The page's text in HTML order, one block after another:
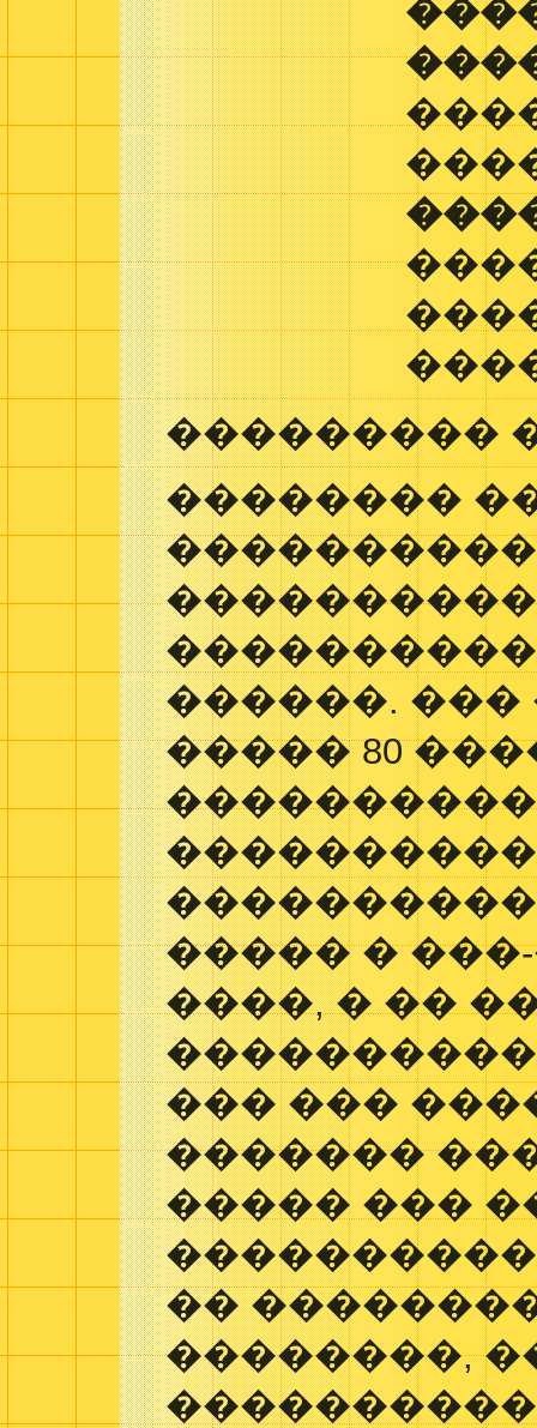
���������
��������
����������
���������� �
������.
����� 80
����� �
����, � ��
��� ���
�������
����� ���
��
��������,